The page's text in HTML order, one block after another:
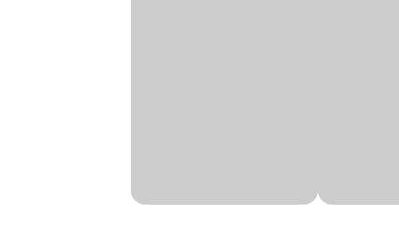
adubo por litro de vaso. Coloque as sementes conforme